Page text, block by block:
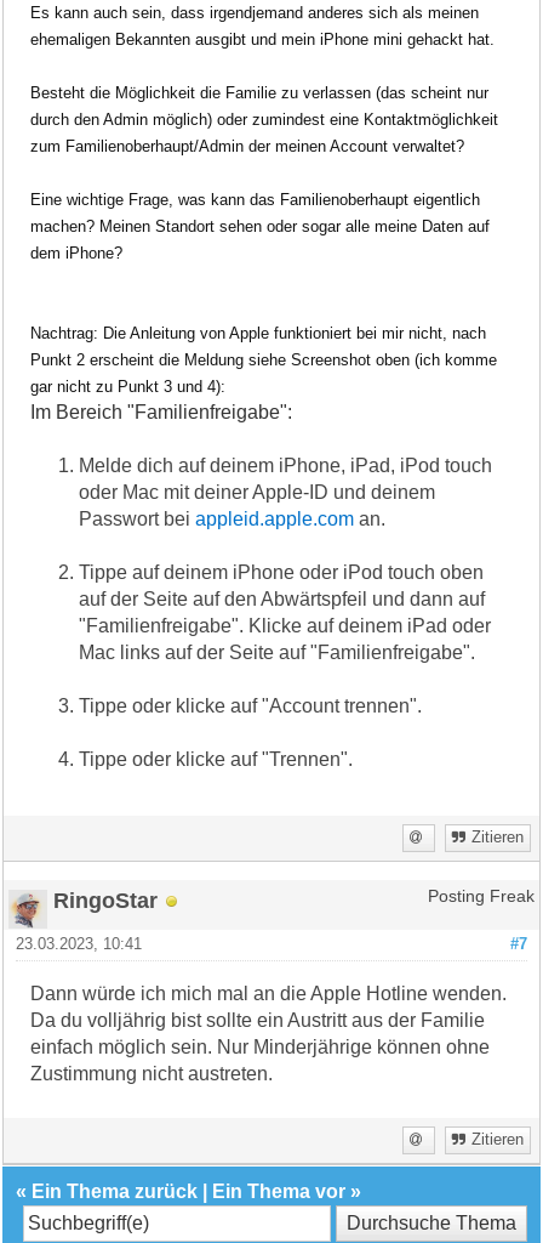
Es kann auch sein, dass irgendjemand anderes sich als meinen
ehemaligen Bekannten ausgibt und mein iPhone mini gehackt hat.
Besteht die Möglichkeit die Familie zu verlassen (das scheint nur
durch den Admin möglich) oder zumindest eine Kontaktmöglichkeit
zum Familienoberhaupt/Admin der meinen Account verwaltet?
Eine wichtige Frage, was kann das Familienoberhaupt eigentlich
machen? Meinen Standort sehen oder sogar alle meine Daten auf
dem iPhone?
Nachtrag: Die Anleitung von Apple funktioniert bei mir nicht, nach
Punkt 2 erscheint die Meldung siehe Screenshot oben (ich komme
gar nicht zu Punkt 3 und 4):
Im Bereich "Familienfreigabe":
Melde dich auf deinem iPhone, iPad, iPod touch
oder Mac mit deiner Apple-ID und deinem
Passwort beiappleid.apple.com an.
Tippe auf deinem iPhone oder iPod touch oben
auf der Seite auf den Abwärtspfeil und dann auf
"Familienfreigabe". Klicke auf deinem iPad oder
Mac links auf der Seite auf "Familienfreigabe".
Tippe oder klicke auf "Account trennen".
Tippe oder klicke auf "Trennen".
Zitieren
RingoStar Posting Freak
#7
23.03.2023, 10:41
Dann würde ich mich mal an die Apple Hotline wenden.
Da du volljährig bist sollte ein Austritt aus der Familie
einfach möglich sein. Nur Minderjährige können ohne
Zustimmung nicht austreten.
Zitieren
« Ein Thema zurück Ein Thema vor »